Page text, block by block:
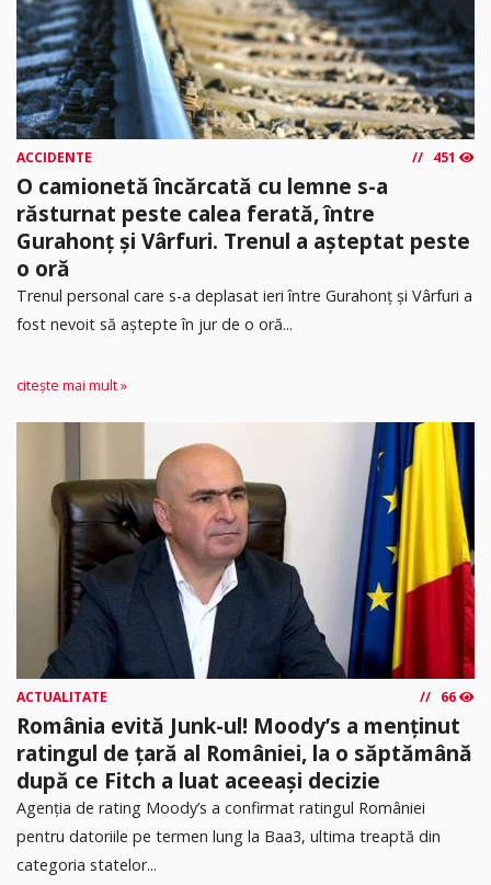
ACCIDENTE 451
O camionetă încărcată cu lemne s-a
răsturnat peste calea ferată, între
Gurahonț și Vârfuri. Trenul a așteptat peste
o oră
Trenul personal care s-a deplasat ieri între Gurahonț și Vârfuri a
fost nevoit să aștepte în jur de o oră...
citește mai mult »
ACTUALITATE 66
România evită Junk-ul! Moody’s a menținut
ratingul de țară al României, la o săptămână
după ce Fitch a luat aceeași decizie
Agenția de rating Moody’s a confirmat ratingul României
pentru datoriile pe termen lung la Baa3, ultima treaptă din
categoria statelor...